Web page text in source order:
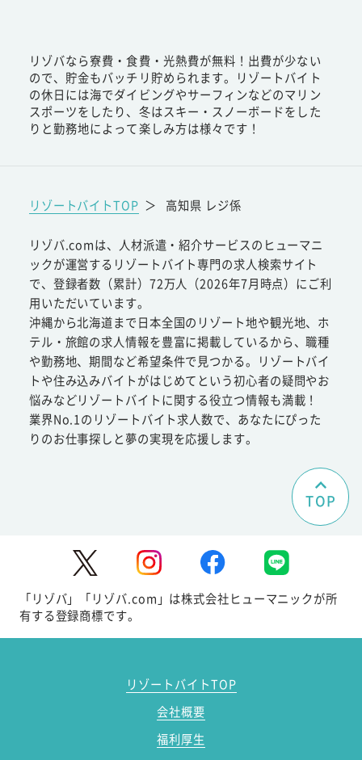
リゾバなら寮費・食費・光熱費が無料！出費が少ない
ので、貯金もバッチリ貯められます。リゾートバイト
の休日には海でダイビングやサーフィンなどのマリン
スポーツをしたり、冬はスキー・スノーボードをした
りと勤務地によって楽しみ方は様々です！
リゾートバイトTOP ＞ 高知県 レジ係
リゾバ.comは、人材派遣・紹介サービスのヒューマニ
ックが運営するリゾートバイト専門の求人検索サイト
で、登録者数（累計）72万人（2026年7月時点）にご利
用いただいています。
沖縄から北海道まで日本全国のリゾート地や観光地、ホ
テル・旅館の求人情報を豊富に掲載しているから、職種
や勤務地、期間など希望条件で見つかる。リゾートバイ
トや住み込みバイトがはじめてという初心者の疑問やお
悩みなどリゾートバイトに関する役立つ情報も満載！
業界No.1のリゾートバイト求人数で、あなたにぴった
りのお仕事探しと夢の実現を応援します。
TOP
「リゾバ」「リゾバ.com」は株式会社ヒューマニックが所
有する登録商標です。
リゾートバイトTOP
会社概要
福利厚生